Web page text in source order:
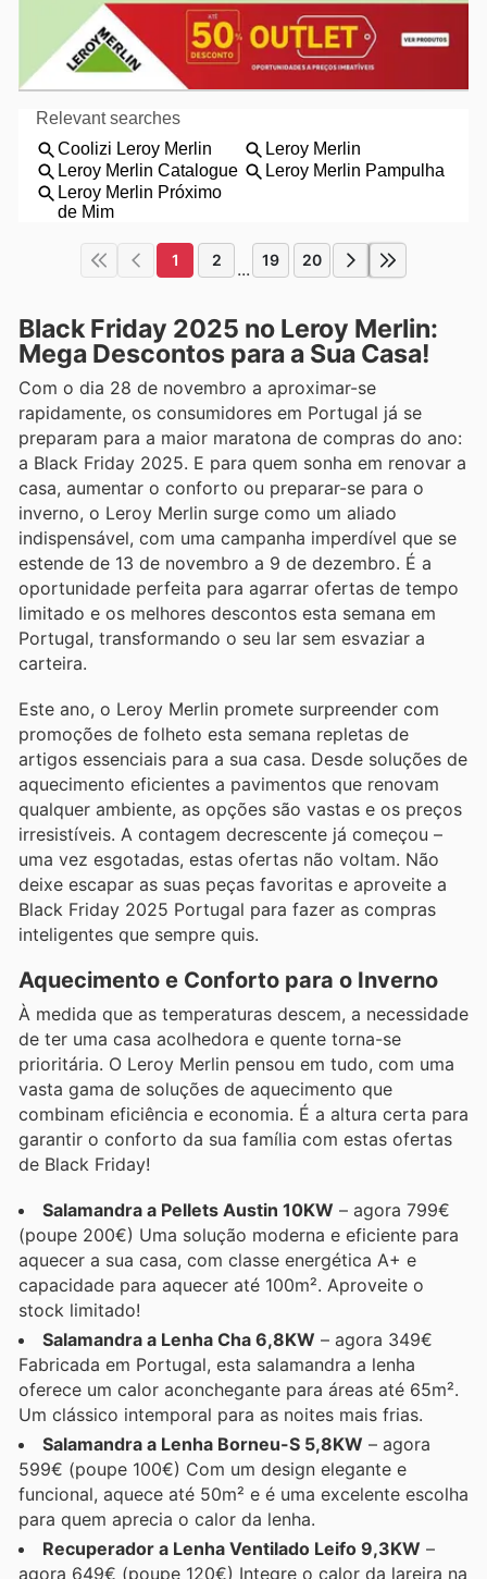
1 2 ... 19 20
Black Friday 2025 no Leroy Merlin:
Mega Descontos para a Sua Casa!
Com o dia 28 de novembro a aproximar-se
rapidamente, os consumidores em Portugal já se
preparam para a maior maratona de compras do ano:
a Black Friday 2025. E para quem sonha em renovar a
casa, aumentar o conforto ou preparar-se para o
inverno, o Leroy Merlin surge como um aliado
indispensável, com uma campanha imperdível que se
estende de 13 de novembro a 9 de dezembro. É a
oportunidade perfeita para agarrar ofertas de tempo
limitado e os melhores descontos esta semana em
Portugal, transformando o seu lar sem esvaziar a
carteira.
Este ano, o Leroy Merlin promete surpreender com
promoções de folheto esta semana repletas de
artigos essenciais para a sua casa. Desde soluções de
aquecimento eficientes a pavimentos que renovam
qualquer ambiente, as opções são vastas e os preços
irresistíveis. A contagem decrescente já começou –
uma vez esgotadas, estas ofertas não voltam. Não
deixe escapar as suas peças favoritas e aproveite a
Black Friday 2025 Portugal para fazer as compras
inteligentes que sempre quis.
Aquecimento e Conforto para o Inverno
À medida que as temperaturas descem, a necessidade
de ter uma casa acolhedora e quente torna-se
prioritária. O Leroy Merlin pensou em tudo, com uma
vasta gama de soluções de aquecimento que
combinam eficiência e economia. É a altura certa para
garantir o conforto da sua família com estas ofertas
de Black Friday!
Salamandra a Pellets Austin 10KW – agora 799€
(poupe 200€) Uma solução moderna e eficiente para
aquecer a sua casa, com classe energética A+ e
capacidade para aquecer até 100m². Aproveite o
stock limitado!
Salamandra a Lenha Cha 6,8KW – agora 349€
Fabricada em Portugal, esta salamandra a lenha
oferece um calor aconchegante para áreas até 65m².
Um clássico intemporal para as noites mais frias.
Salamandra a Lenha Borneu-S 5,8KW – agora
599€ (poupe 100€) Com um design elegante e
funcional, aquece até 50m² e é uma excelente escolha
para quem aprecia o calor da lenha.
Recuperador a Lenha Ventilado Leifo 9,3KW –
agora 649€ (poupe 120€) Integre o calor da lareira na